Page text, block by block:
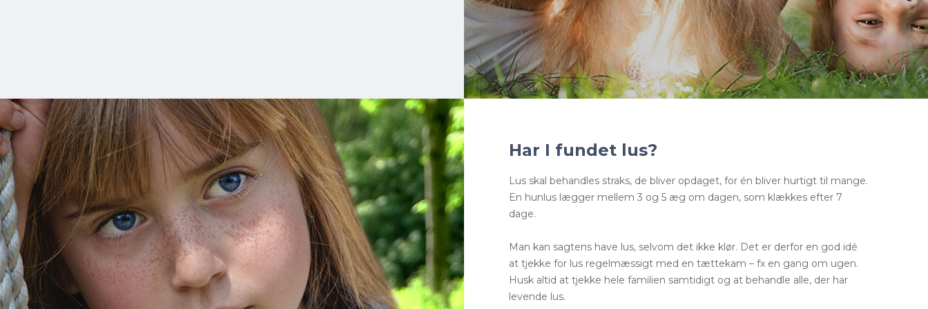
Har I fundet lus?
Lus skal behandles straks, de bliver opdaget, for én bliver hurtigt til mange.
En hunlus lægger mellem 3 og 5 æg om dagen, som klækkes efter 7
dage.
Man kan sagtens have lus, selvom det ikke klør. Det er derfor en god idé
at tjekke for lus regelmæssigt med en tættekam – fx en gang om ugen.
Husk altid at tjekke hele familien samtidigt og at behandle alle, der har
levende lus.